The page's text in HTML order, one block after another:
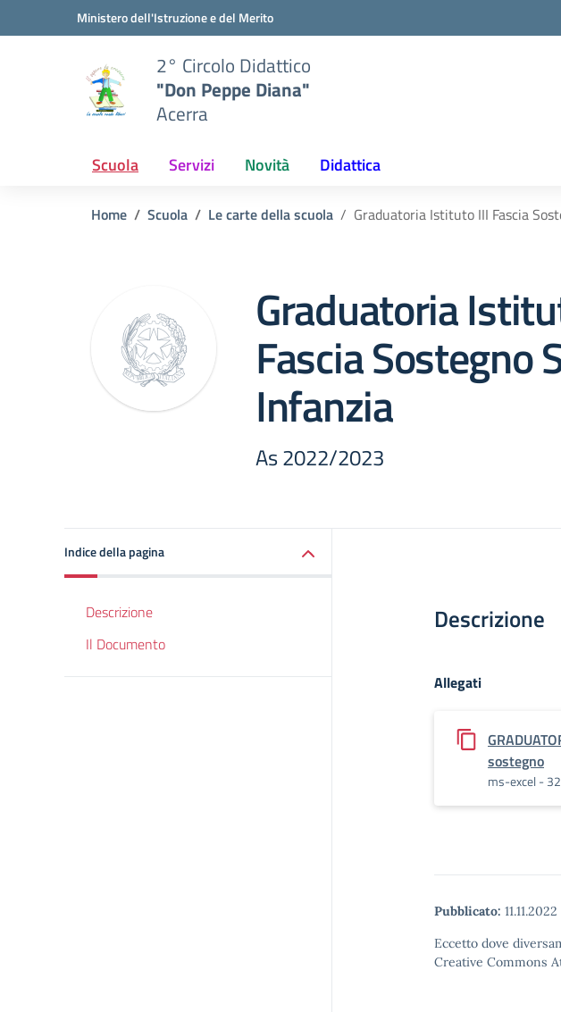
Vai ai contenuti
Vai al menu di navigazioneMinistero dell'Istruzione e del Merito
2° Circolo Didattico
"Don Peppe Diana"
Acerra
Scuola Servizi Novità Didattica
Home Scuola Le carte della scuola Graduatoria Istituto III Fascia
Graduatoria
Fascia Sostegno
Infanzia
As 2022/2023
Indice della pagina
Descrizione
Il Documento
Descrizione
Allegati
sostegno
ms-excel -
Pubblicato: 11.11.2022
Eccetto dove
Creative Commons